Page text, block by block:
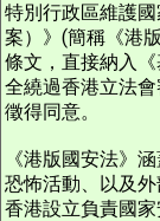
特別行政區維護
案）》(簡稱《港
條文，直接納入
全繞過香港立法
徵得同意。
《港版國安法》
恐怖活動、以及
香港設立負責國